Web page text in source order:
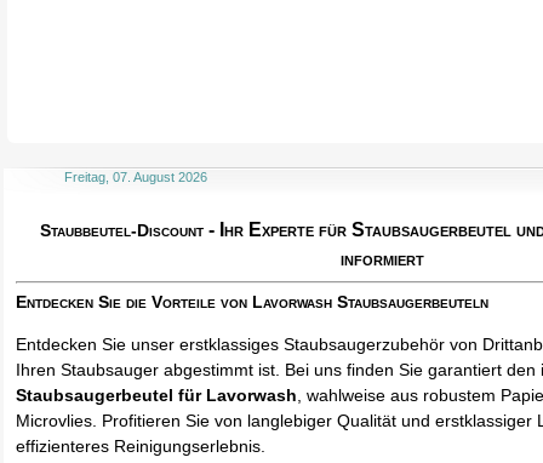
Freitag, 07. August 2026
Staubbeutel-Discount - Ihr Experte für Staubsaugerbeutel
informiert
Entdecken Sie die Vorteile von Lavorwash Staubsaugerbeuteln
Entdecken Sie unser erstklassiges Staubsaugerzubehör von
Ihren Staubsauger abgestimmt ist. Bei uns finden Sie garantiert den
Staubsaugerbeutel für Lavorwash, wahlweise aus robustem
Microvlies. Profitieren Sie von langlebiger Qualität und erstklassiger
effizienteres Reinigungserlebnis.